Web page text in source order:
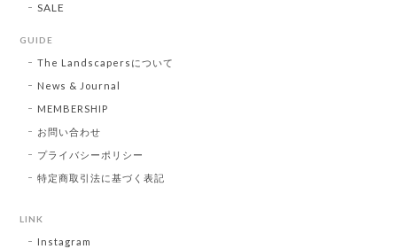
SALE
GUIDE
The Landscapersについて
News & Journal
MEMBERSHIP
お問い合わせ
プライバシーポリシー
特定商取引法に基づく表記
LINK
Instagram